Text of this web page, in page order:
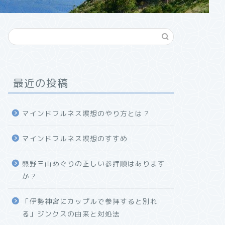
最近の投稿
マインドフルネス瞑想のやり方とは？
マインドフルネス瞑想のすすめ
熊野三山めぐりの正しい参拝順はあります
か？
「伊勢神宮にカップルで参拝すると別れ
る」ジンクスの由来と対処法